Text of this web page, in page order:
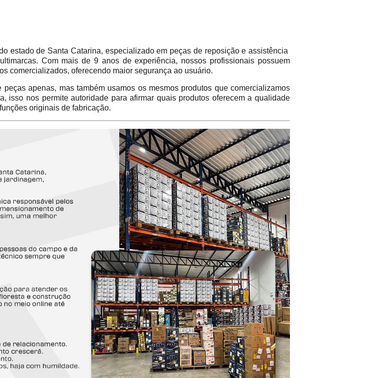
estado de Santa Catarina, especializado em peças de reposição e assistência
Com mais de 9 anos de experiência, nossos profissionais possuem
comercializados, oferecendo maior segurança ao usuário.
apenas, mas também usamos os mesmos produtos que comercializamos
isso nos permite autoridade para afirmar quais produtos oferecem a qualidade
originais de fabricação.